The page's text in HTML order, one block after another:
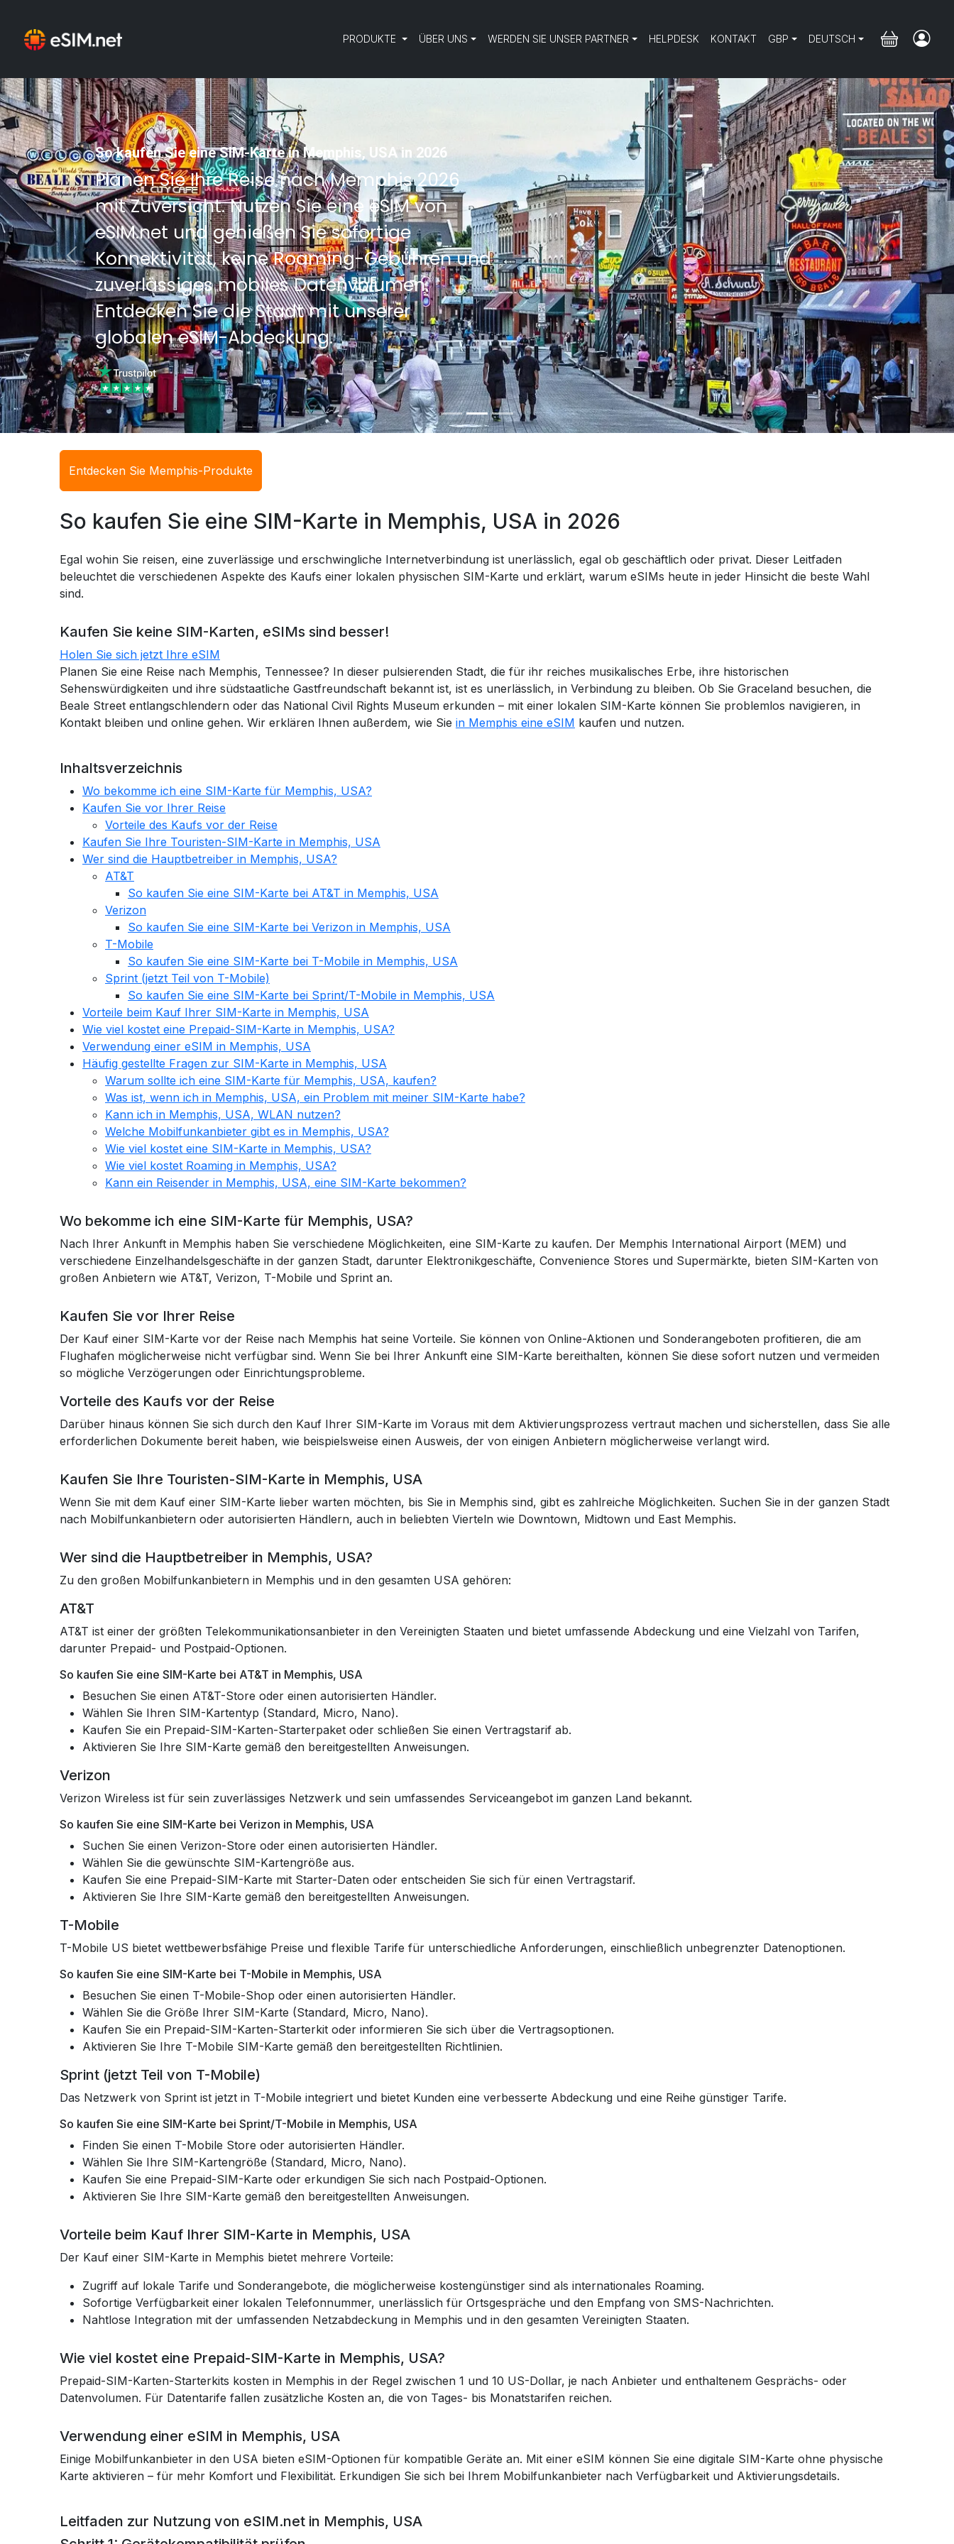
PRODUKTE ÜBER UNS WERDEN SIE UNSER PARTNER HELPDESK KONTAKT GBP DEUTSCH
So kaufen Sie eine SIM-Karte in Memphis, USA in 2026
Planen Sie Ihre Reise nach Memphis 2026
mit Zuversicht. Nutzen Sie eine eSIM von
eSIM.net und genießen Sie sofortige
Konnektivität, keine Roaming-Gebühren und
zuverlässiges mobiles Datenvolumen.
Entdecken Sie die Stadt mit unserer
globalen eSIM-Abdeckung.
Previous Next
Entdecken Sie Memphis-Produkte
So kaufen Sie eine SIM-Karte in Memphis, USA in 2026
Egal wohin Sie reisen, eine zuverlässige und erschwingliche Internetverbindung ist unerlässlich, egal ob geschäftlich oder privat. Dieser Leitfaden
beleuchtet die verschiedenen Aspekte des Kaufs einer lokalen physischen SIM-Karte und erklärt, warum eSIMs heute in jeder Hinsicht die beste Wahl
sind.
Kaufen Sie keine SIM-Karten, eSIMs sind besser!
Holen Sie sich jetzt Ihre eSIM
Planen Sie eine Reise nach Memphis, Tennessee? In dieser pulsierenden Stadt, die für ihr reiches musikalisches Erbe, ihre historischen
Sehenswürdigkeiten und ihre südstaatliche Gastfreundschaft bekannt ist, ist es unerlässlich, in Verbindung zu bleiben. Ob Sie Graceland besuchen, die
Beale Street entlangschlendern oder das National Civil Rights Museum erkunden – mit einer lokalen SIM-Karte können Sie problemlos navigieren, in
Kontakt bleiben und online gehen. Wir erklären Ihnen außerdem, wie Sie in Memphis eine eSIM kaufen und nutzen.
Inhaltsverzeichnis
Wo bekomme ich eine SIM-Karte für Memphis, USA?
Kaufen Sie vor Ihrer Reise
Vorteile des Kaufs vor der Reise
Kaufen Sie Ihre Touristen-SIM-Karte in Memphis, USA
Wer sind die Hauptbetreiber in Memphis, USA?
AT&T
So kaufen Sie eine SIM-Karte bei AT&T in Memphis, USA
Verizon
So kaufen Sie eine SIM-Karte bei Verizon in Memphis, USA
T-Mobile
So kaufen Sie eine SIM-Karte bei T-Mobile in Memphis, USA
Sprint (jetzt Teil von T-Mobile)
So kaufen Sie eine SIM-Karte bei Sprint/T-Mobile in Memphis, USA
Vorteile beim Kauf Ihrer SIM-Karte in Memphis, USA
Wie viel kostet eine Prepaid-SIM-Karte in Memphis, USA?
Verwendung einer eSIM in Memphis, USA
Häufig gestellte Fragen zur SIM-Karte in Memphis, USA
Warum sollte ich eine SIM-Karte für Memphis, USA, kaufen?
Was ist, wenn ich in Memphis, USA, ein Problem mit meiner SIM-Karte habe?
Kann ich in Memphis, USA, WLAN nutzen?
Welche Mobilfunkanbieter gibt es in Memphis, USA?
Wie viel kostet eine SIM-Karte in Memphis, USA?
Wie viel kostet Roaming in Memphis, USA?
Kann ein Reisender in Memphis, USA, eine SIM-Karte bekommen?
Wo bekomme ich eine SIM-Karte für Memphis, USA?
Nach Ihrer Ankunft in Memphis haben Sie verschiedene Möglichkeiten, eine SIM-Karte zu kaufen. Der Memphis International Airport (MEM) und
verschiedene Einzelhandelsgeschäfte in der ganzen Stadt, darunter Elektronikgeschäfte, Convenience Stores und Supermärkte, bieten SIM-Karten von
großen Anbietern wie AT&T, Verizon, T-Mobile und Sprint an.
Kaufen Sie vor Ihrer Reise
Der Kauf einer SIM-Karte vor der Reise nach Memphis hat seine Vorteile. Sie können von Online-Aktionen und Sonderangeboten profitieren, die am
Flughafen möglicherweise nicht verfügbar sind. Wenn Sie bei Ihrer Ankunft eine SIM-Karte bereithalten, können Sie diese sofort nutzen und vermeiden
so mögliche Verzögerungen oder Einrichtungsprobleme.
Vorteile des Kaufs vor der Reise
Darüber hinaus können Sie sich durch den Kauf Ihrer SIM-Karte im Voraus mit dem Aktivierungsprozess vertraut machen und sicherstellen, dass Sie alle
erforderlichen Dokumente bereit haben, wie beispielsweise einen Ausweis, der von einigen Anbietern möglicherweise verlangt wird.
Kaufen Sie Ihre Touristen-SIM-Karte in Memphis, USA
Wenn Sie mit dem Kauf einer SIM-Karte lieber warten möchten, bis Sie in Memphis sind, gibt es zahlreiche Möglichkeiten. Suchen Sie in der ganzen Stadt
nach Mobilfunkanbietern oder autorisierten Händlern, auch in beliebten Vierteln wie Downtown, Midtown und East Memphis.
Wer sind die Hauptbetreiber in Memphis, USA?
Zu den großen Mobilfunkanbietern in Memphis und in den gesamten USA gehören:
AT&T
AT&T ist einer der größten Telekommunikationsanbieter in den Vereinigten Staaten und bietet umfassende Abdeckung und eine Vielzahl von Tarifen,
darunter Prepaid- und Postpaid-Optionen.
So kaufen Sie eine SIM-Karte bei AT&T in Memphis, USA
Besuchen Sie einen AT&T-Store oder einen autorisierten Händler.
Wählen Sie Ihren SIM-Kartentyp (Standard, Micro, Nano).
Kaufen Sie ein Prepaid-SIM-Karten-Starterpaket oder schließen Sie einen Vertragstarif ab.
Aktivieren Sie Ihre SIM-Karte gemäß den bereitgestellten Anweisungen.
Verizon
Verizon Wireless ist für sein zuverlässiges Netzwerk und sein umfassendes Serviceangebot im ganzen Land bekannt.
So kaufen Sie eine SIM-Karte bei Verizon in Memphis, USA
Suchen Sie einen Verizon-Store oder einen autorisierten Händler.
Wählen Sie die gewünschte SIM-Kartengröße aus.
Kaufen Sie eine Prepaid-SIM-Karte mit Starter-Daten oder entscheiden Sie sich für einen Vertragstarif.
Aktivieren Sie Ihre SIM-Karte gemäß den bereitgestellten Anweisungen.
T-Mobile
T-Mobile US bietet wettbewerbsfähige Preise und flexible Tarife für unterschiedliche Anforderungen, einschließlich unbegrenzter Datenoptionen.
So kaufen Sie eine SIM-Karte bei T-Mobile in Memphis, USA
Besuchen Sie einen T-Mobile-Shop oder einen autorisierten Händler.
Wählen Sie die Größe Ihrer SIM-Karte (Standard, Micro, Nano).
Kaufen Sie ein Prepaid-SIM-Karten-Starterkit oder informieren Sie sich über die Vertragsoptionen.
Aktivieren Sie Ihre T-Mobile SIM-Karte gemäß den bereitgestellten Richtlinien.
Sprint (jetzt Teil von T-Mobile)
Das Netzwerk von Sprint ist jetzt in T-Mobile integriert und bietet Kunden eine verbesserte Abdeckung und eine Reihe günstiger Tarife.
So kaufen Sie eine SIM-Karte bei Sprint/T-Mobile in Memphis, USA
Finden Sie einen T-Mobile Store oder autorisierten Händler.
Wählen Sie Ihre SIM-Kartengröße (Standard, Micro, Nano).
Kaufen Sie eine Prepaid-SIM-Karte oder erkundigen Sie sich nach Postpaid-Optionen.
Aktivieren Sie Ihre SIM-Karte gemäß den bereitgestellten Anweisungen.
Vorteile beim Kauf Ihrer SIM-Karte in Memphis, USA
Der Kauf einer SIM-Karte in Memphis bietet mehrere Vorteile:
Zugriff auf lokale Tarife und Sonderangebote, die möglicherweise kostengünstiger sind als internationales Roaming.
Sofortige Verfügbarkeit einer lokalen Telefonnummer, unerlässlich für Ortsgespräche und den Empfang von SMS-Nachrichten.
Nahtlose Integration mit der umfassenden Netzabdeckung in Memphis und in den gesamten Vereinigten Staaten.
Wie viel kostet eine Prepaid-SIM-Karte in Memphis, USA?
Prepaid-SIM-Karten-Starterkits kosten in Memphis in der Regel zwischen 1 und 10 US-Dollar, je nach Anbieter und enthaltenem Gesprächs- oder
Datenvolumen. Für Datentarife fallen zusätzliche Kosten an, die von Tages- bis Monatstarifen reichen.
Verwendung einer eSIM in Memphis, USA
Einige Mobilfunkanbieter in den USA bieten eSIM-Optionen für kompatible Geräte an. Mit einer eSIM können Sie eine digitale SIM-Karte ohne physische
Karte aktivieren – für mehr Komfort und Flexibilität. Erkundigen Sie sich bei Ihrem Mobilfunkanbieter nach Verfügbarkeit und Aktivierungsdetails.
Leitfaden zur Nutzung von eSIM.net in Memphis, USA